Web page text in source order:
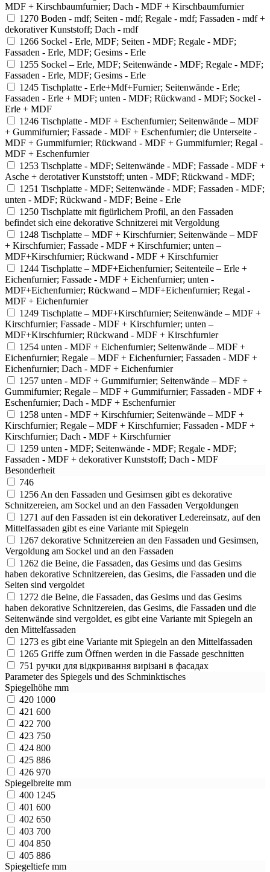
MDF + Kirschbaumfurnier; Dach - MDF + Kirschbaumfurnier
1270 Boden - mdf; Seiten - mdf; Regale - mdf; Fassaden - mdf +
dekorativer Kunststoff; Dach - mdf
1266 Sockel - Erle, MDF; Seiten - MDF; Regale - MDF;
Fassaden - Erle, MDF; Gesims - Erle
1255 Sockel – Erle, MDF; Seitenwände - MDF; Regale - MDF;
Fassaden - Erle, MDF; Gesims - Erle
1245 Tischplatte - Erle+Mdf+Furnier; Seitenwände - Erle;
Fassaden - Erle + MDF; unten - MDF; Rückwand - MDF; Sockel -
Erle + MDF
1246 Tischplatte - MDF + Eschenfurnier; Seitenwände – MDF
+ Gummifurnier; Fassade - MDF + Eschenfurnier; die Unterseite -
MDF + Gummifurnier; Rückwand - MDF + Gummifurnier; Regal -
MDF + Eschenfurnier
1253 Tischplatte - MDF; Seitenwände - MDF; Fassade - MDF +
Asche + derotativer Kunststoff; unten - MDF; Rückwand - MDF;
1251 Tischplatte - MDF; Seitenwände - MDF; Fassaden - MDF;
unten - MDF; Rückwand - MDF; Beine - Erle
1250 Tischplatte mit figürlichem Profil, an den Fassaden
befindet sich eine dekorative Schnitzerei mit Vergoldung
1248 Tischplatte – MDF + Kirschfurnier; Seitenwände – MDF
+ Kirschfurnier; Fassade - MDF + Kirschfurnier; unten –
MDF+Kirschfurnier; Rückwand - MDF + Kirschfurnier
1244 Tischplatte – MDF+Eichenfurnier; Seitenteile – Erle +
Eichenfurnier; Fassade - MDF + Eichenfurnier; unten -
MDF+Eichenfurnier; Rückwand – MDF+Eichenfurnier; Regal -
MDF + Eichenfurnier
1249 Tischplatte – MDF+Kirschfurnier; Seitenwände – MDF +
Kirschfurnier; Fassade - MDF + Kirschfurnier; unten –
MDF+Kirschfurnier; Rückwand - MDF + Kirschfurnier
1254 unten - MDF + Eichenfurnier; Seitenwände – MDF +
Eichenfurnier; Regale – MDF + Eichenfurnier; Fassaden - MDF +
Eichenfurnier; Dach - MDF + Eichenfurnier
1257 unten - MDF + Gummifurnier; Seitenwände – MDF +
Gummifurnier; Regale – MDF + Gummifurnier; Fassaden - MDF +
Eschenfurnier; Dach - MDF + Eschenfurnier
1258 unten - MDF + Kirschfurnier; Seitenwände – MDF +
Kirschfurnier; Regale – MDF + Kirschfurnier; Fassaden - MDF +
Kirschfurnier; Dach - MDF + Kirschfurnier
1259 unten - MDF; Seitenwände - MDF; Regale - MDF;
Fassaden - MDF + dekorativer Kunststoff; Dach - MDF
Besonderheit
746
1256 An den Fassaden und Gesimsen gibt es dekorative
Schnitzereien, am Sockel und an den Fassaden Vergoldungen
1271 auf den Fassaden ist ein dekorativer Ledereinsatz, auf den
Mittelfassaden gibt es eine Variante mit Spiegeln
1267 dekorative Schnitzereien an den Fassaden und Gesimsen,
Vergoldung am Sockel und an den Fassaden
1262 die Beine, die Fassaden, das Gesims und das Gesims
haben dekorative Schnitzereien, das Gesims, die Fassaden und die
Seiten sind vergoldet
1272 die Beine, die Fassaden, das Gesims und das Gesims
haben dekorative Schnitzereien, das Gesims, die Fassaden und die
Seitenwände sind vergoldet, es gibt eine Variante mit Spiegeln an
den Mittelfassaden
1273 es gibt eine Variante mit Spiegeln an den Mittelfassaden
1265 Griffe zum Öffnen werden in die Fassade geschnitten
751 ручки для відкривання вирізані в фасадах
Parameter des Spiegels und des Schminktisches
Spiegelhöhe mm
420 1000
421 600
422 700
423 750
424 800
425 886
426 970
Spiegelbreite mm
400 1245
401 600
402 650
403 700
404 850
405 886
Spiegeltiefe mm